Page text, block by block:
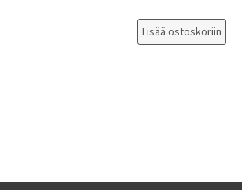
Lisää ostoskoriin